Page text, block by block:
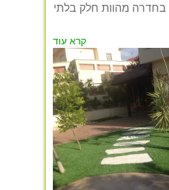
בחדרה מהוות חלק בלתי
קרא עוד